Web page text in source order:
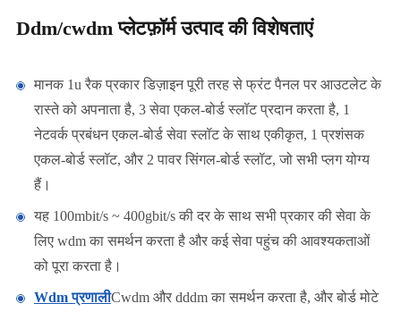
Ddm/cwdm प्लेटफ़ॉर्म उत्पाद की विशेषताएं
मानक 1u रैक प्रकार डिज़ाइन पूरी तरह से फ्रंट पैनल पर आउटलेट के
रास्ते को अपनाता है, 3 सेवा एकल-बोर्ड स्लॉट प्रदान करता है, 1
नेटवर्क प्रबंधन एकल-बोर्ड सेवा स्लॉट के साथ एकीकृत, 1 प्रशंसक
एकल-बोर्ड स्लॉट, और 2 पावर सिंगल-बोर्ड स्लॉट, जो सभी प्लग योग्य
हैं।
यह 100mbit/s ~ 400gbit/s की दर के साथ सभी प्रकार की सेवा के
लिए wdm का समर्थन करता है और कई सेवा पहुंच की आवश्यकताओं
को पूरा करता है।
Wdm प्रणालीCwdm और dddm का समर्थन करता है, और बोर्ड मोटे